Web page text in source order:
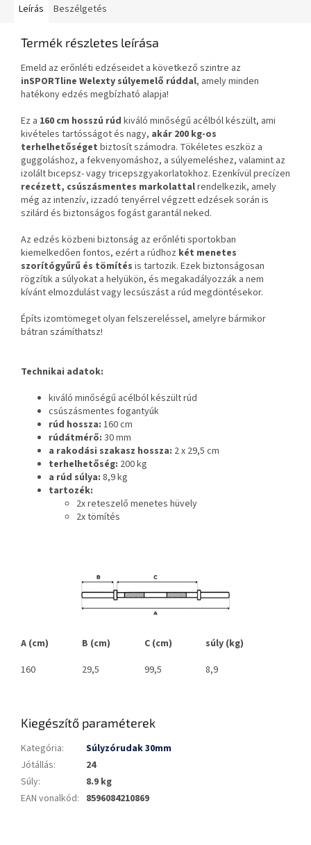
Leírás Beszélgetés
Termék részletes leírása
Emeld az erőnléti edzéseidet a következő szintre az
inSPORTline Welexty súlyemelő rúddal, amely minden
hatékony edzés megbízható alapja!
Ez a 160 cm hosszú rúd kiváló minőségű acélból készült, ami
kivételes tartósságot és nagy, akár 200 kg-os
terhelhetőséget biztosít számodra. Tökéletes eszköz a
guggoláshoz, a fekvenyomáshoz, a súlyemeléshez, valamint az
izolált bicepsz- vagy tricepszgyakorlatokhoz. Ezenkívül precízen
recézett, csúszásmentes markolattalrendelkezik, amely
még az intenzív, izzadó tenyérrel végzett edzések során is
szilárd és biztonságos fogást garantál neked.
Az edzés közbeni biztonság az erőnléti sportokban
kiemelkedően fontos, ezért a rúdhoz két menetes
szorítógyűrű és tömítés is tartozik. Ezek biztonságosan
rögzítik a súlyokat a helyükön, és megakadályozzák a nem
kívánt elmozdulást vagy lecsúszást a rúd megdöntésekor.
Építs izomtömeget olyan felszereléssel, amelyre bármikor
bátran számíthatsz!
Technikai adatok:
kiváló minőségű acélból készült rúd
csúszásmentes fogantyúk
rúd hossza: 160 cm
rúdátmérő: 30 mm
a rakodási szakasz hossza: 2 x 29,5 cm
terhelhetőség: 200 kg
a rúd súlya: 8,9 kg
tartozék:
2x reteszelő menetes hüvely
2x tömítés
A (cm) B (cm) C (cm)
súly (kg)
160
29,5 99,5 8,9
Kiegészítő paraméterek
Kategória:
Súlyzórudak 30mm
Jótállás:
24
Súly:
8.9 kg
EAN vonalkód: 8596084210869